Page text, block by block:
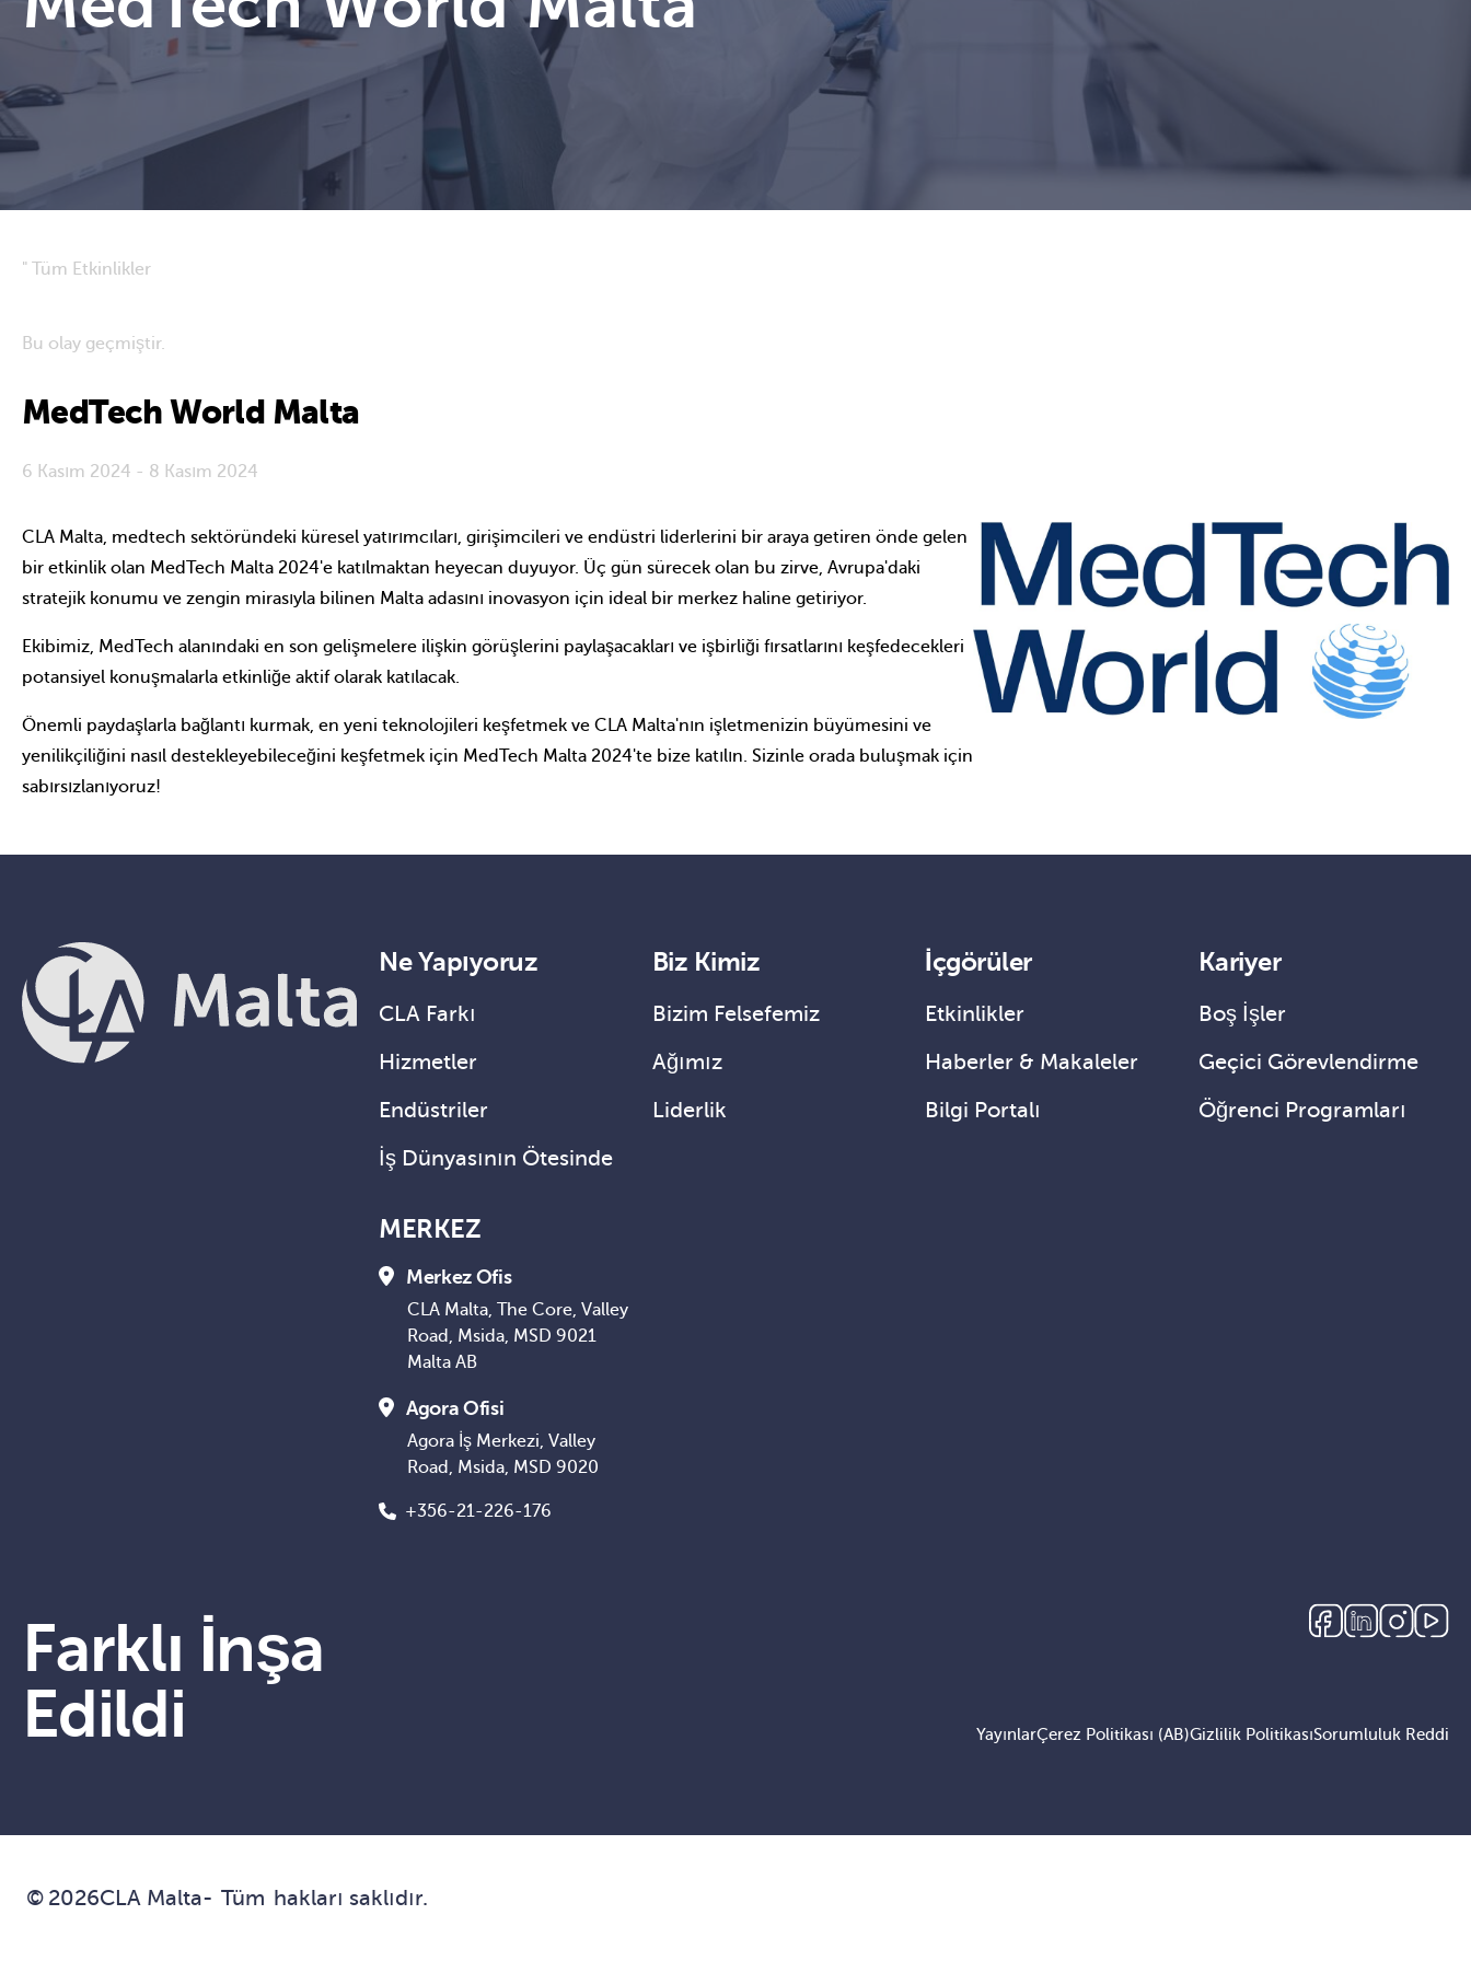
" Tüm Etkinlikler
Bu olay geçmiştir.
MedTech World Malta
6 Kasım 2024 - 8 Kasım 2024
CLA Malta, medtech sektöründeki küresel yatırımcıları, girişimcileri ve endüstri liderlerini bir araya getiren önde gelen
bir etkinlik olan MedTech Malta 2024'e katılmaktan heyecan duyuyor. Üç gün sürecek olan bu zirve, Avrupa'daki
stratejik konumu ve zengin mirasıyla bilinen Malta adasını inovasyon için ideal bir merkez haline getiriyor.
Ekibimiz, MedTech alanındaki en son gelişmelere ilişkin görüşlerini paylaşacakları ve işbirliği fırsatlarını keşfedecekleri
potansiyel konuşmalarla etkinliğe aktif olarak katılacak.
Önemli paydaşlarla bağlantı kurmak, en yeni teknolojileri keşfetmek ve CLA Malta'nın işletmenizin büyümesini ve
yenilikçiliğini nasıl destekleyebileceğini keşfetmek için MedTech Malta 2024'te bize katılın. Sizinle orada buluşmak için
sabırsızlanıyoruz!
Ne Yapıyoruz
CLA Farkı
Hizmetler
Endüstriler
İş Dünyasının Ötesinde
Biz Kimiz
Bizim Felsefemiz
Ağımız
Liderlik
İçgörüler
Etkinlikler
Haberler & Makaleler
Bilgi Portalı
Kariyer
Boş İşler
Geçici Görevlendirme
Öğrenci Programları
MERKEZ
Merkez Ofis
CLA Malta, The Core, Valley
Road, Msida, MSD 9021
Malta AB
Agora Ofisi
Agora İş Merkezi, Valley
Road, Msida, MSD 9020
+356-21-226-176
Farklı İnşa
Edildi
YayınlarÇerez Politikası (AB)Gizlilik PolitikasıSorumluluk Reddi
© 2026CLA Malta- Tüm hakları saklıdır.